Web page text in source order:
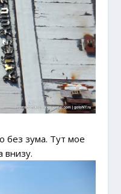
без зума. Тут мое
внизу.